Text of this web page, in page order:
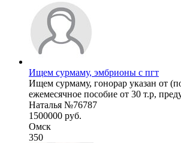
Ищем сурмаму, эмбрионы с пгт
Ищем сурмаму, гонорар указан от
ежемесячное пособие от 30 т.р,
Наталья №76787
1500000 руб.
Омск
350